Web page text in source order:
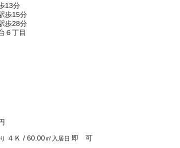
13分
歩15分
歩28分
６丁目
４Ｋ / 60.00㎡ 入居日 即 可